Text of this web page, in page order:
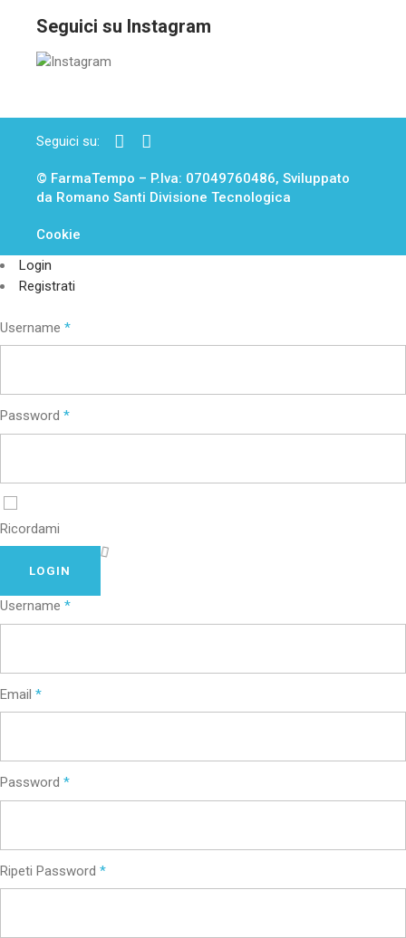
Seguici su Instagram
Seguici su:
© FarmaTempo – P.Iva: 07049760486,Sviluppato
da Romano Santi Divisione Tecnologica
Cookie
Login
Registrati
Username *
Password *
Ricordami
LOGIN
Username *
Email *
Password *
Ripeti Password *